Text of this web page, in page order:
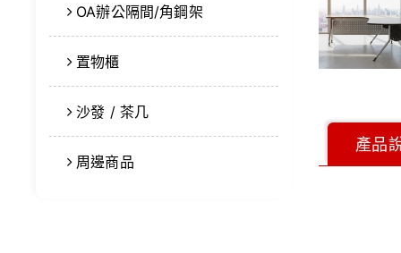
OA辦公隔間/角鋼架
置物櫃
沙發 / 茶几
周邊商品
產品